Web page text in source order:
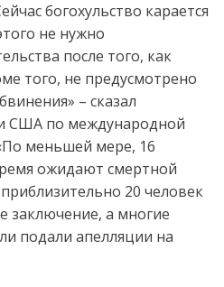
богохульство карается
не нужно
после того, как
того, не предусмотрено
– сказал
США по международной
меньшей мере, 16
ожидают смертной
20 человек
заключение, а многие
подали апелляции на